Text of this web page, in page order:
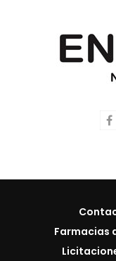
Farmacias